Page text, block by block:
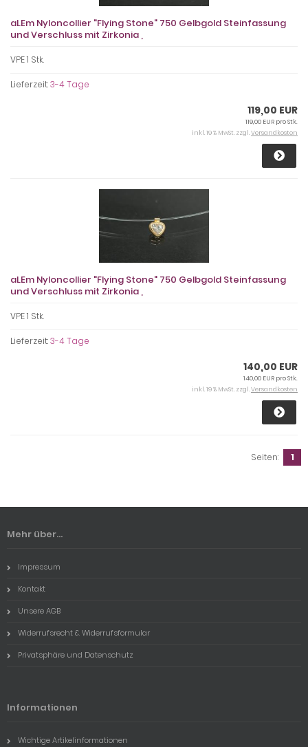
aLEm Nyloncollier "Flying Stone" 750 Gelbgold Steinfassung
und Verschluss mit Zirkonia ,
VPE 1 Stk.
Lieferzeit:3-4 Tage
119,00 EUR
119,00 EUR pro Stk.
inkl. 19 % MwSt. zzgl.Versandkosten
aLEm Nyloncollier "Flying Stone" 750 Gelbgold Steinfassung
und Verschluss mit Zirkonia ,
VPE 1 Stk.
Lieferzeit:3-4 Tage
140,00 EUR
140,00 EUR pro Stk.
inkl. 19 % MwSt. zzgl.Versandkosten
Seiten: 1
Mehr über...
Impressum
Kontakt
Unsere AGB
Widerrufsrecht & Widerrufsformular
Privatsphäre und Datenschutz
Informationen
Wichtige Artikelinformationen